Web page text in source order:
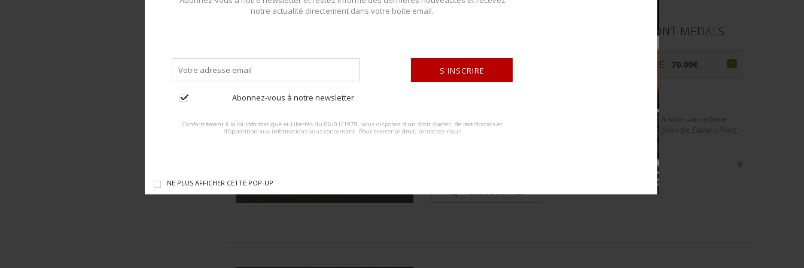
notre actualité directement dans votre boite email.
Abonnez-vous à notre newsletter
S'INSCRIRE
Conformément à la loi Informatique et Libertés du 06/01/1978, vous disposez d'un droit d'accès, de rectification et
d'opposition aux informations vous concernant. Pour exercer ce droit, contactez-nous
NE PLUS AFFICHER CETTE POP-UP
ACCÈS LIMITÉ
MEDAILLES DU FRONT DE L EST. EAST FRONT MEDALS.
PRIX ADJUGÉ : 70.00€
Trois medailles du front de l est. Divers etat. Les rubans sont presents. A noter une certaine
usure et patine des pieces. Plus de photos sur aiolfi.com. Three medals from the Eastern Front.